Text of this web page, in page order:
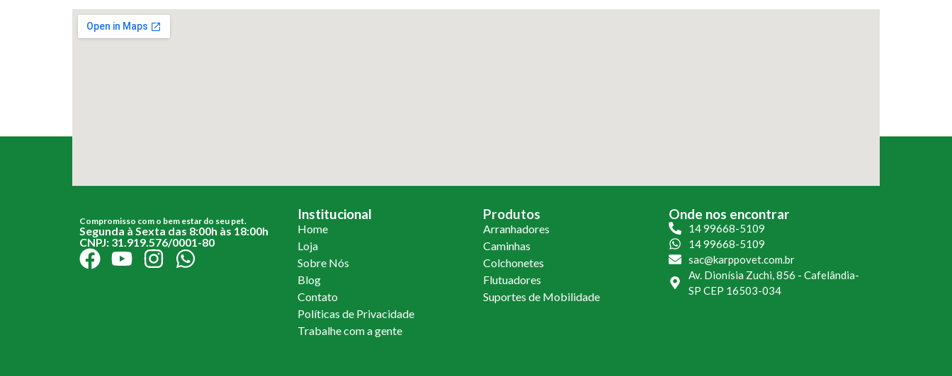
Compromisso com o bem estar do seu pet.
Segunda à Sexta das 8:00h às 18:00h
CNPJ: 31.919.576/0001-80
Institucional
Home
Loja
Sobre Nós
Blog
Contato
Políticas de Privacidade
Trabalhe com a gente
Produtos
Arranhadores
Caminhas
Colchonetes
Flutuadores
Suportes de Mobilidade
Onde nos encontrar
14 99668-5109
14 99668-5109
sac@karppovet.com.br
Av. Dionísia Zuchi, 856 - Cafelândia-
SP CEP 16503-034